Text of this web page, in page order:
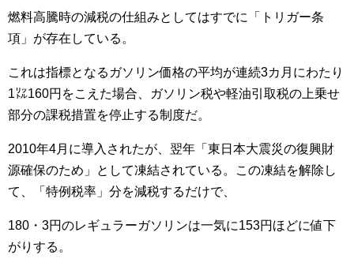
燃料高騰時の減税の仕組みとしてはすでに「トリガー条
項」が存在している。
これは指標となるガソリン価格の平均が連続3カ月にわたり
1㍑160円をこえた場合、ガソリン税や軽油引取税の上乗せ
部分の課税措置を停止する制度だ。
2010年4月に導入されたが、翌年「東日本大震災の復興財
源確保のため」として凍結されている。この凍結を解除し
て、「特例税率」分を減税するだけで、
180・3円のレギュラーガソリンは一気に153円ほどに値下
がりする。